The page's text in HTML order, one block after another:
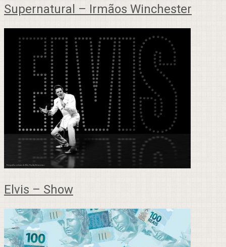
Supernatural – Irmãos Winchester
Elvis – Show